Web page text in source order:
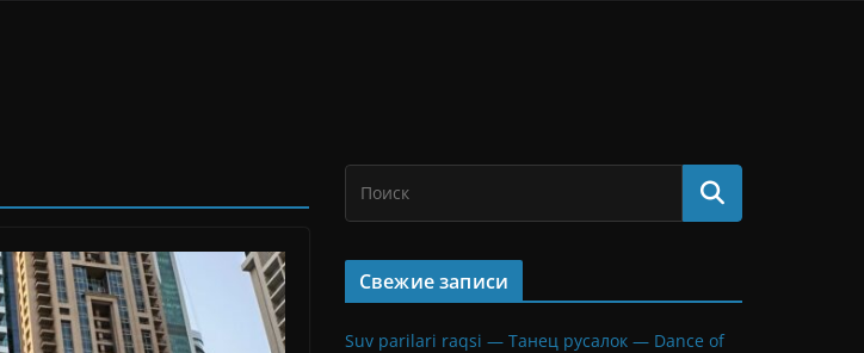
Свежие записи
Suv parilari raqsi — Танец русалок — Dance of